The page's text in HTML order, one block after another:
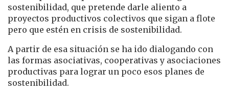
sostenibilidad, que pretende darle aliento a
proyectos productivos colectivos que sigan a flote
pero que estén en crisis de sostenibilidad.
A partir de esa situación se ha ido dialogando con
las formas asociativas, cooperativas y asociaciones
productivas para lograr un poco esos planes de
sostenibilidad.